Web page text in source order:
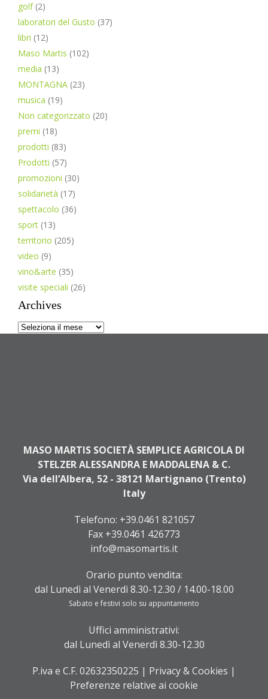
golf(2)
laboratori del Gusto (37)
libri (12)
Maso Martis (102)
media (13)
MONTAGNA (23)
musica (19)
Non categorizzato (20)
premi (18)
prodotti (83)
Prodotti (57)
promozioni (30)
solidarietà (17)
spettacolo (36)
sport (13)
territorio (205)
video (9)
vino&arte (35)
visite speciali (26)
Archives
Archives
MASO MARTIS SOCIETÀ SEMPLICE AGRICOLA DI
STELZER ALESSANDRA E MADDALENA & C.
Via dell’Albera, 52 - 38121 Martignano (Trento)
Italy
Telefono: +39.0461 821057
Fax +39.0461 426773
info@masomartis.it
Orario punto vendita:
dal Lunedì al Venerdì 8.30-12.30 / 14.00-18.00
Sabato e festivi solo su appuntamento
Uffici amministrativi:
dal Lunedì al Venerdì 8.30-12.30
P.iva e C.F. 02632350225 | Privacy & Cookies |
Preferenze relative ai cookie